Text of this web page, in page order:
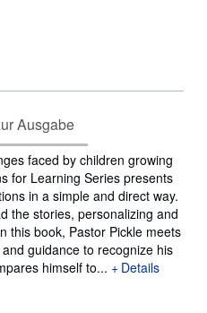
Ausgabe
faced by children growing
for Learning Series presents
in a simple and direct way.
the stories, personalizing and
this book, Pastor Pickle meets
guidance to recognize his
himself to...
Details